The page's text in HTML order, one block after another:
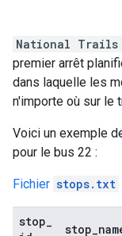
National Trails
premier arrêt
dans laquelle les
n'importe où sur le
Voici un exemple
pour le bus 22 :
Fichier stops.txt
stop
stop